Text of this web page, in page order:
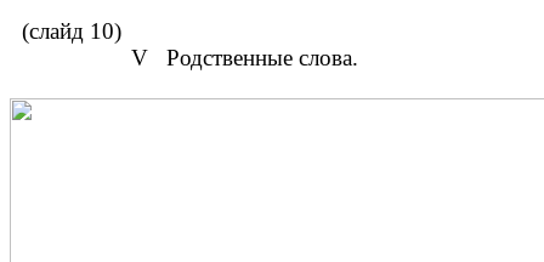
(слайд 10)
V Родственные слова.